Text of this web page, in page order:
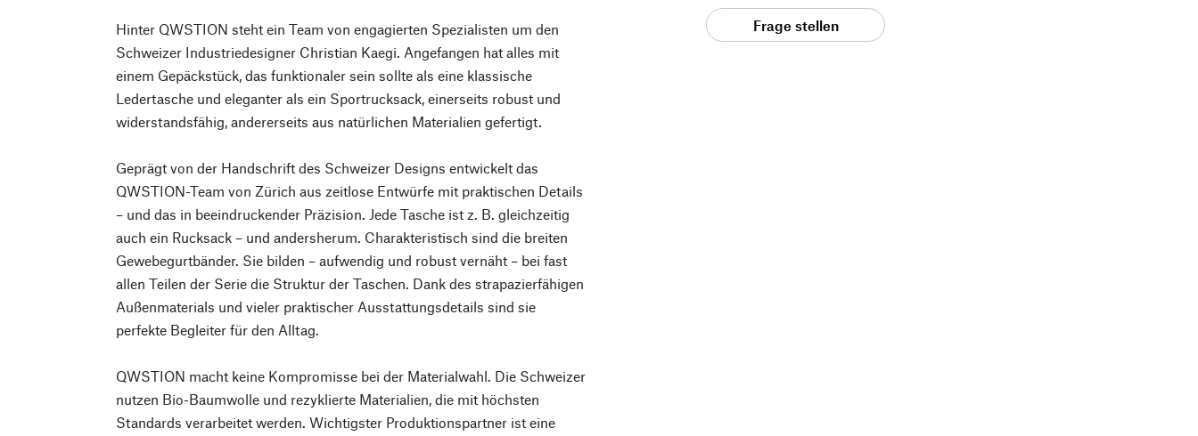
Hinter QWSTION steht ein Team von engagierten Spezialisten um den
Schweizer Industriedesigner Christian Kaegi. Angefangen hat alles mit
einem Gepäckstück, das funktionaler sein sollte als eine klassische
Ledertasche und eleganter als ein Sportrucksack, einerseits robust und
widerstandsfähig, andererseits aus natürlichen Materialien gefertigt.
Geprägt von der Handschrift des Schweizer Designs entwickelt das
QWSTION-Team von Zürich aus zeitlose Entwürfe mit praktischen Details
– und das in beeindruckender Präzision. Jede Tasche ist z. B. gleichzeitig
auch ein Rucksack – und andersherum. Charakteristisch sind die breiten
Gewebegurtbänder. Sie bilden – aufwendig und robust vernäht – bei fast
allen Teilen der Serie die Struktur der Taschen. Dank des strapazierfähigen
Außenmaterials und vieler praktischer Ausstattungsdetails sind sie
perfekte Begleiter für den Alltag.
QWSTION macht keine Kompromisse bei der Materialwahl. Die Schweizer
nutzen Bio-Baumwolle und rezyklierte Materialien, die mit höchsten
Standards verarbeitet werden. Wichtigster Produktionspartner ist eine
Frage stellen